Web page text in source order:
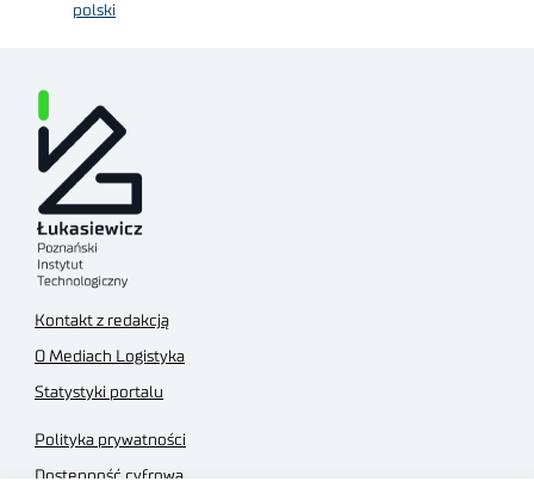
polski
Kontakt z redakcją
O Mediach Logistyka
Statystyki portalu
Polityka prywatności
Dostępność cyfrowa